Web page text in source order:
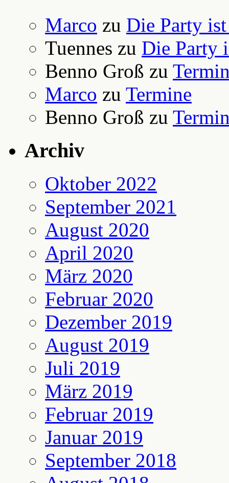
Marco zu Die Party
Tuennes zu Die Party
Benno Groß zu
Marco zu Termine
Benno Groß zu
Archiv
Oktober 2022
September 2021
August 2020
April 2020
März 2020
Februar 2020
Dezember 2019
August 2019
Juli 2019
März 2019
Februar 2019
Januar 2019
September 2018